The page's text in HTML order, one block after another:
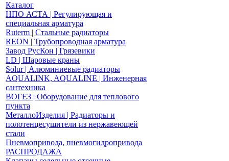
Каталог
НПО АСТА | Регулирующая и
специальная арматура
Ruterm | Стальные радиаторы
REON | Трубопроводная арматура
Завод РусКон | Грязевики
LD | Шаровые краны
Solur | Алюминиевые радиаторы
AQUALINK, AQUALINE | Инженерная
сантехника
ВОГЕЗ | Оборудование для теплового
пункта
МеталлоИзделия | Радиаторы и
полотенцесушители из нержавеющей
стали
Пневмопривода, пневмогидропривода
РАСПРОДАЖА